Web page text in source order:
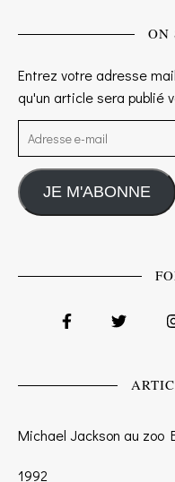
ON
Entrez votre adresse
qu'un article sera publié
Adresse e-mail
JE M'ABONNE
Michael Jackson au zoo
1992